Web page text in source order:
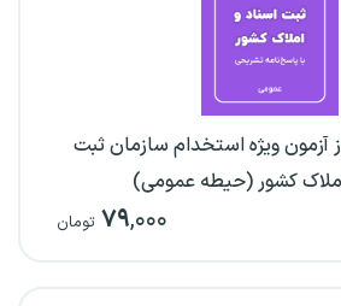
آزمون ویژه استخدام سازمان ثبت
کشور (حیطه عمومی)
۷۹,۰۰۰ تومان